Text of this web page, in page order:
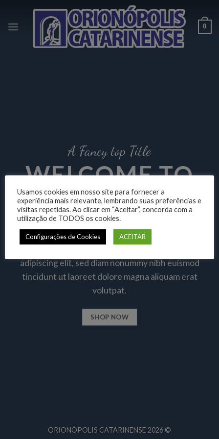
content
0
A Fancy top Title
WELCOME TO
COOL OUR
SHOP
adipiscing elit, sed diam nonummy nibh euismod
tincidunt ut laoreet dolore magna aliquam erat
volutpat.
SHOP NOW
ORIONÓPOLIS CATARINENSE 2026 ©
Usamos cookies em nosso site para fornecer a
experiência mais relevante, lembrando suas preferências e
visitas repetidas. Ao clicar em “Aceitar”, concorda com a
utilização de TODOS os cookies.
Configurações de Cookies ACEITAR